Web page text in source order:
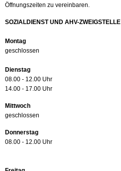
Öffnungszeiten zu vereinbaren.
SOZIALDIENST UND AHV-ZWEIGSTELLE
Montag
geschlossen
Dienstag
08.00 - 12.00 Uhr
14.00 - 17.00 Uhr
Mittwoch
geschlossen
Donnerstag
08.00 - 12.00 Uhr